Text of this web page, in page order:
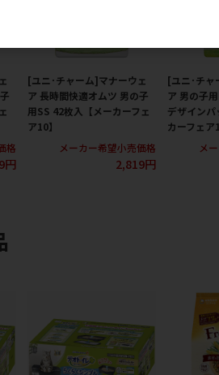
格
円
[ユニ･チャーム]マナーウェ
ア 長時間快適オムツ 男の子
用SS 42枚入【メーカーフェ
ア10】
メーカー希望小売価格
2,819円
[ユニ･チャ
ア 男の子
デザイン
カーフェア
メ